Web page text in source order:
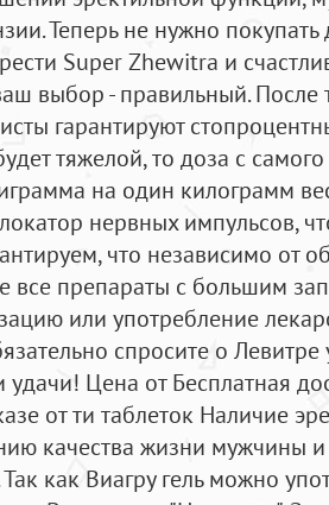
Теперь не нужно
Super Zhewitra и
выбор - правильный. После
гарантируют
тяжелой, то доза с
на один килограмм
нервных импульсов,
что независимо от
все препараты с большим
или употребление
спросите о
удачи! Цена от Бесплатная
от ти таблеток Наличие
качества жизни мужчины и
как Виагру гель можно